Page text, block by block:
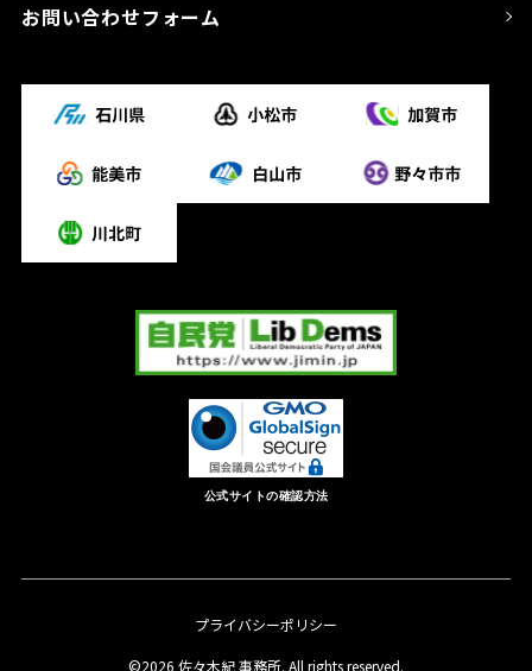
お問い合わせフォーム
公式サイトの確認方法
プライバシーポリシー
©2026 佐々木紀 事務所. All rights reserved.